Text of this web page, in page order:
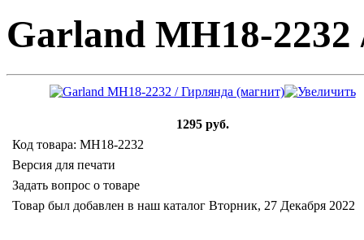
Garland MH18-
1295 руб.
Код товара: MH18-2232
Версия для печати
Задать вопрос о товаре
Товар был добавлен в наш каталог Вторник, 27 Декабря 2022